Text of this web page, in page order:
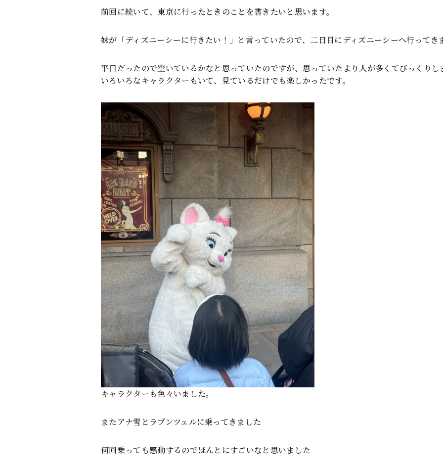
前回に続いて、東京に行ったときのことを書きたいと思います。
妹が「ディズニーシーに行きたい！」と言っていたので、二日目にディズニーシーへ行ってき
平日だったので空いているかなと思っていたのですが、思っていたより人が多くてびっくりし
いろいろなキャラクターもいて、見ているだけでも楽しかったです。
キャラクターも色々いました。
またアナ雪とラプンツェルに乗ってきました
何回乗っても感動するのでほんとにすごいなと思いました